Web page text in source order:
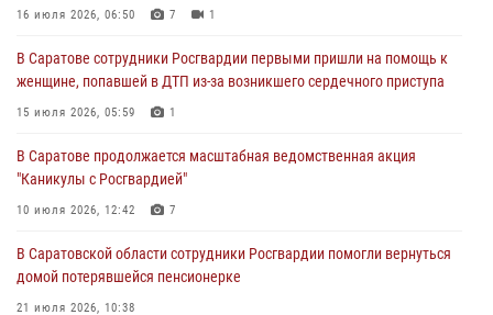
женщине, попавшей в ДТП из-за возникшего сердечного приступа
В Саратове продолжается масштабная ведомственная акция
"Каникулы с Росгвардией"
В Саратовской области при содействии спецназа Росгвардии
задержан подозреваемый в незаконном обороте наркотиков
16 июля 2026, 06:50 7 1
В Саратове сотрудники Росгвардии первыми пришли на помощь к
женщине, попавшей в ДТП из-за возникшего сердечного приступа
15 июля 2026, 05:59 1
В Саратове продолжается масштабная ведомственная акция
"Каникулы с Росгвардией"
10 июля 2026, 12:42 7
В Саратовской области сотрудники Росгвардии помогли вернуться
домой потерявшейся пенсионерке
21 июля 2026, 10:38